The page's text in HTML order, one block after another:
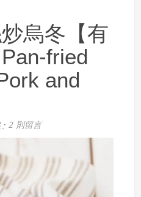
烏冬【有
fried
and
·2 則留言